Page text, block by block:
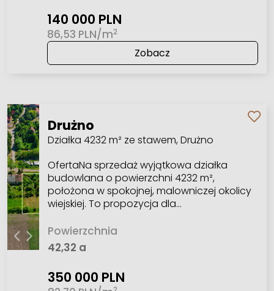
140 000 PLN
86,53 PLN/m2
Zobacz
Drużno
Działka 4232 m² ze stawem, Drużno
OfertaNa sprzedaż wyjątkowa działka
budowlana o powierzchni 4232 m²,
położona w spokojnej, malowniczej okolicy
wiejskiej. To propozycja dla…
Powierzchnia
42,32 a
350 000 PLN